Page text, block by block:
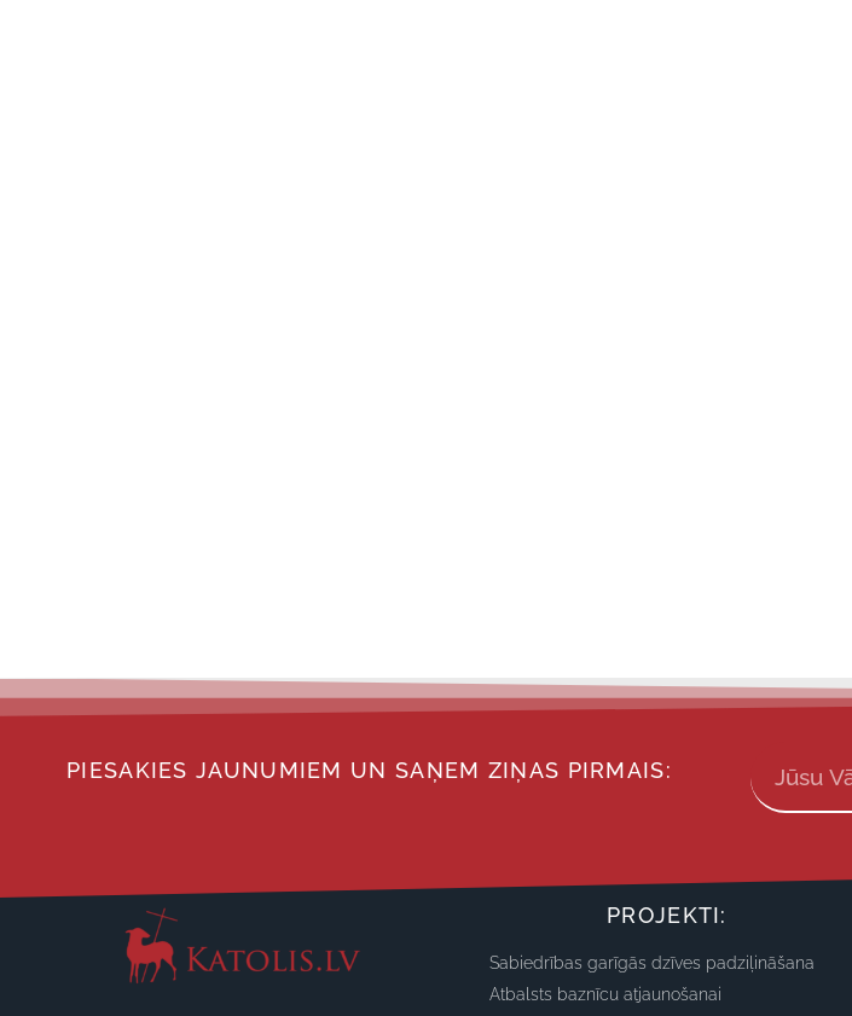
PIESAKIES JAUNUMIEM UN SAŅEM ZIŅAS PIRMAIS:
PROJEKTI:
Sabiedrības garīgās dzīves padziļināšana
Atbalsts baznīcu atjaunošanai